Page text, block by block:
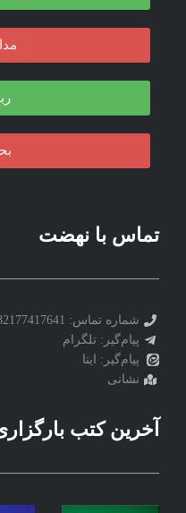
تماس با نهضت
شماره تماس: 982177417641+
پیام‌گیر: تلگرام
پیام‌گیر: ایتا
نشانی
آخرین کتب